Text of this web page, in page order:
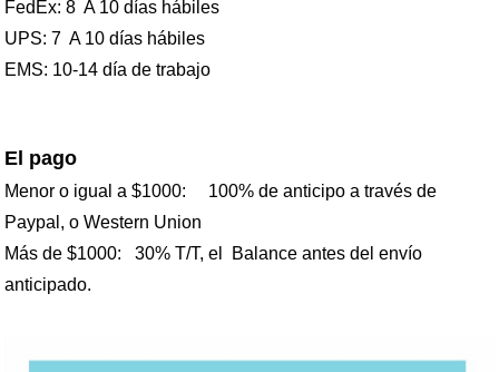
FedEx: 8 A 10 días hábiles
UPS: 7 A 10 días hábiles
EMS: 10-14 día de trabajo
El pago
Menor o igual a $1000: 100% de anticipo a través de
Paypal, o Western Union
Más de $1000: 30% T/T, el Balance antes del envío
anticipado.